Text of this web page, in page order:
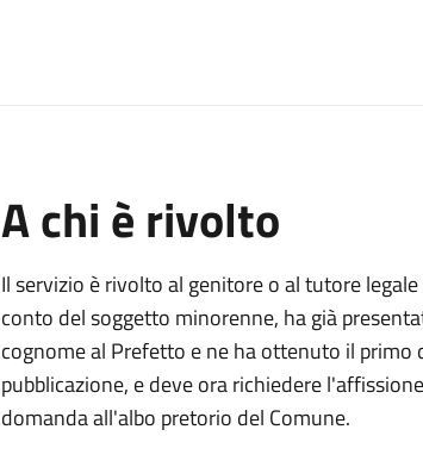
A chi è rivolto
Il servizio è rivolto al genitore o al tutore
conto del soggetto minorenne, ha già
cognome al Prefetto e ne ha ottenuto il primo
pubblicazione, e deve ora richiedere
domanda all'albo pretorio del Comune.